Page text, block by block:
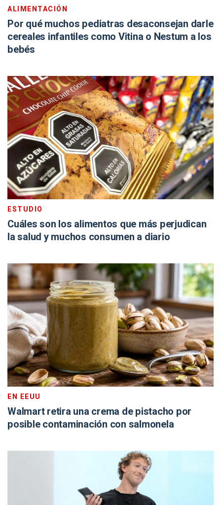
ALIMENTACIÓN
Por qué muchos pediatras desaconsejan darle
cereales infantiles como Vitina o Nestum a los
bebés
ESTUDIO
Cuáles son los alimentos que más perjudican
la salud y muchos consumen a diario
EN EEUU
Walmart retira una crema de pistacho por
posible contaminación con salmonela